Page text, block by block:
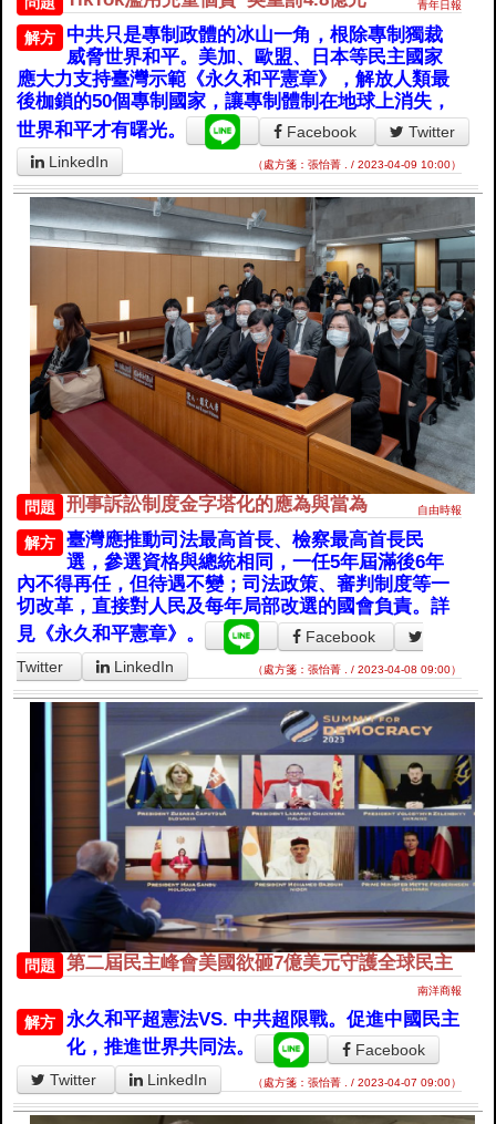
青年日報
解方
中共只是專制政體的冰山一角，根除專制獨裁
威脅世界和平。美加、歐盟、日本等民主國家
應大力支持臺灣示範《永久和平憲章》，解放人類最
後枷鎖的50個專制國家，讓專制體制在地球上消失，
世界和平才有曙光。
Facebook
Twitter
LinkedIn
（處方箋：張怡菁 . / 2023-04-09 10:00）
問題 刑事訴訟制度金字塔化的應為與當為 自由時報
解方
臺灣應推動司法最高首長、檢察最高首長民
選，參選資格與總統相同，一任5年屆滿後6年
內不得再任，但待遇不變；司法政策、審判制度等一
切改革，直接對人民及每年局部改選的國會負責。詳
見《永久和平憲章》。
Facebook
Twitter
LinkedIn （處方箋：張怡菁 . / 2023-04-08 09:00）
問題 第二屆民主峰會美國欲砸7億美元守護全球民主
南洋商報
解方
永久和平超憲法VS. 中共超限戰。促進中國民主
化，推進世界共同法。
Facebook
Twitter
LinkedIn （處方箋：張怡菁 . / 2023-04-07 09:00）